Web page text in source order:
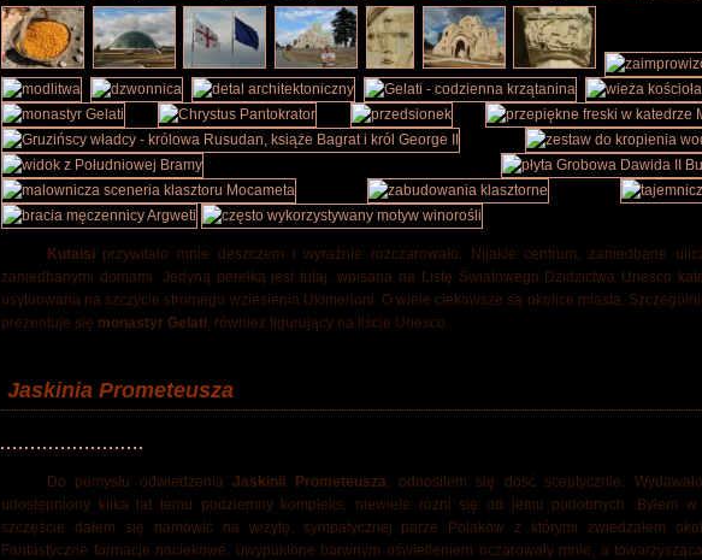
Kutaisi przywitało mnie deszczem i wyraźnie rozczarowało. Nijakie centrum, zaniedbane
zaniedbanymi domami. Jedyną perełką jest tutaj, wpisana na Listę Światowego Dzidzictwa Unesco
usytuowana na szczycie stromego wziesienia Ukimerioni. O wiele ciekawsze są okolice miasta.
prezentuje się monastyr Gelati, również figurujący na liście Unesco.
Jaskinia Prometeusza
Do pomysłu odwiedzeniaJaskinii Prometeusza, odnosiłem się dość sceptycznie.
udostępniony kilka lat temu podziemny kompleks, niewiele różni się od jemu podobnych. Byłem w
szczęście dałem się namówić na wizytę, sympatycznej parze Polaków z którymi zwiedzałem
Fantastyczne formacje naciekowe, uwypuklone barwnym oświetleniem oczarowały mnie, a